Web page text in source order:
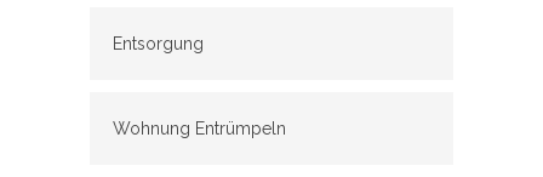
Entsorgung
Wohnung Entrümpeln